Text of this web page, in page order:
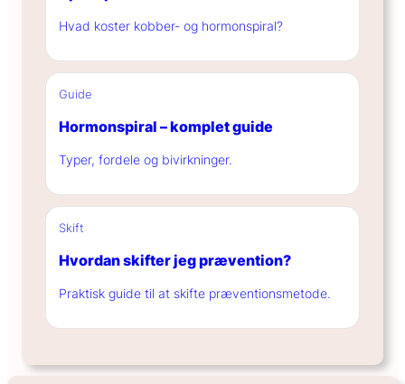
Hvad koster kobber- og hormonspiral?
Guide
Hormonspiral – komplet guide
Typer, fordele og bivirkninger.
Skift
Hvordan skifter jeg prævention?
Praktisk guide til at skifte præventionsmetode.